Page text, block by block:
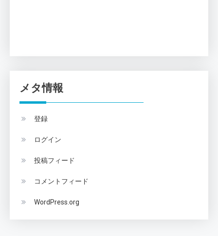
メタ情報
登録
ログイン
投稿フィード
コメントフィード
WordPress.org